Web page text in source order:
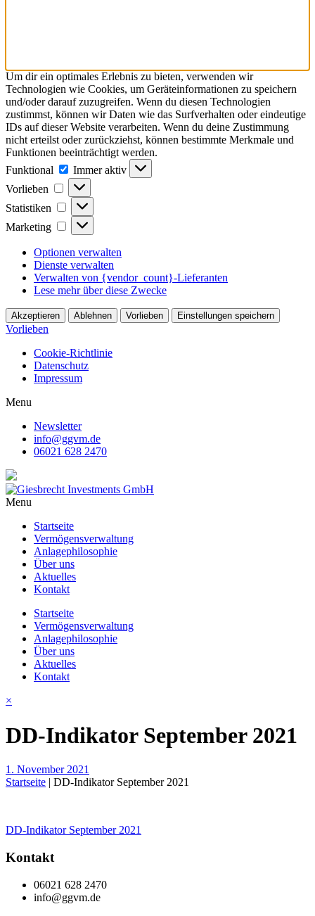
Um dir ein optimales Erlebnis zu bieten, verwenden wir
Technologien wie Cookies, um Geräteinformationen zu speichern
und/oder darauf zuzugreifen. Wenn du diesen Technologien
zustimmst, können wir Daten wie das Surfverhalten oder eindeutige
IDs auf dieser Website verarbeiten. Wenn du deine Zustimmung
nicht erteilst oder zurückziehst, können bestimmte Merkmale und
Funktionen beeinträchtigt werden.
Funktional
Funktional
Immer aktiv
Vorlieben
Vorlieben
Statistiken Statistiken
Marketing Marketing
Optionen verwalten
Dienste verwalten
Verwalten von {vendor_count}-Lieferanten
Lese mehr über diese Zwecke
Akzeptieren Ablehnen Vorlieben Einstellungen speichern
Vorlieben
Cookie-Richtlinie
Datenschutz
Impressum
Menu
Newsletter
info@ggvm.de
06021 628 2470
Menu
Startseite
Vermögensverwaltung
Anlagephilosophie
Über uns
Aktuelles
Kontakt
Startseite
Vermögensverwaltung
Anlagephilosophie
Über uns
Aktuelles
Kontakt
×
DD-Indikator September 2021
1. November 2021
Startseite | DD-Indikator September 2021
Beitragsnavigation
DD-Indikator September 2021
Kontakt
06021 628 2470
info@ggvm.de